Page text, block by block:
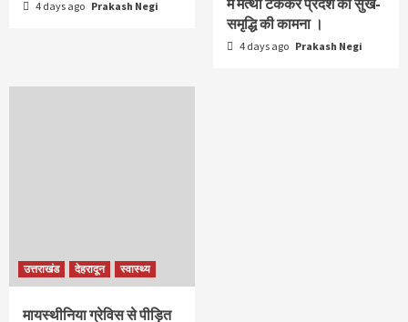
4 days ago Prakash Negi
समृद्धि की कामना ।
4 days ago Prakash Negi
उत्तराखंड देहरादून स्वास्थ्य
मायस्थीनिया ग्रेविस से पीड़ित